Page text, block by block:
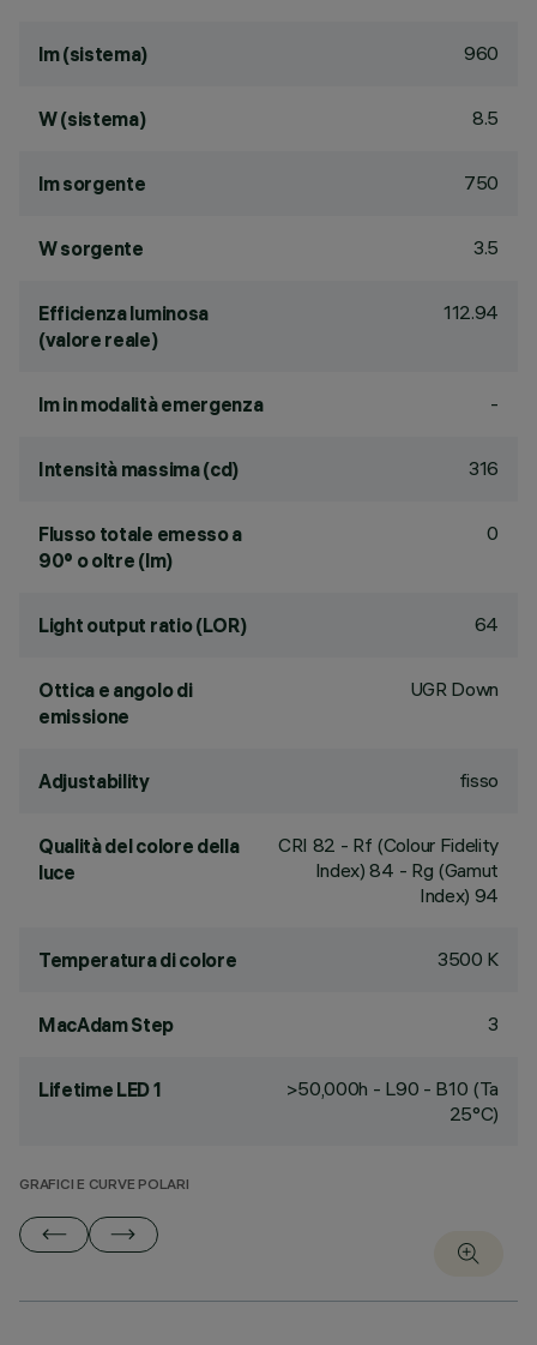
lm (sistema) 960
W (sistema) 8.5
lm sorgente 750
W sorgente 3.5
Efficienza luminosa
(valore reale)
112.94
lm in modalità emergenza -
Intensità massima (cd) 316
Flusso totale emesso a
90° o oltre (lm)
0
Light output ratio (LOR) 64
Ottica e angolo di
emissione
UGR Down
Adjustability fisso
Qualità del colore della
luce
CRI 82 - Rf (Colour Fidelity
Index) 84 - Rg (Gamut
Index) 94
Temperatura di colore 3500 K
MacAdam Step 3
Lifetime LED 1
>50,000h - L90 - B10 (Ta
25°C)
GRAFICI E CURVE POLARI